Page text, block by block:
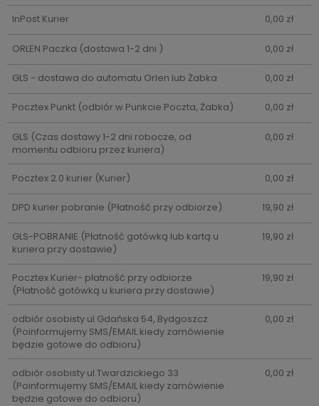
InPost Kurier 0,00 zł
ORLEN Paczka (dostawa 1-2 dni ) 0,00 zł
GLS - dostawa do automatu Orlen lub Żabka 0,00 zł
Pocztex Punkt (odbiór w Punkcie Poczta, Żabka) 0,00 zł
GLS (Czas dostawy 1-2 dni robocze, od
momentu odbioru przez kuriera)
0,00 zł
Pocztex 2.0 kurier (Kurier) 0,00 zł
DPD kurier pobranie (Płatność przy odbiorze) 19,90 zł
GLS-POBRANIE (Płatność gotówką lub kartą u
kuriera przy dostawie)
19,90 zł
Pocztex Kurier- płatność przy odbiorze
(Płatność gotówką u kuriera przy dostawie)
19,90 zł
odbiór osobisty ul.Gdańska 54, Bydgoszcz
(Poinformujemy SMS/EMAIL kiedy zamówienie
będzie gotowe do odbioru)
0,00 zł
odbiór osobisty ul.Twardzickiego 33
(Poinformujemy SMS/EMAIL kiedy zamówienie
będzie gotowe do odbioru)
0,00 zł